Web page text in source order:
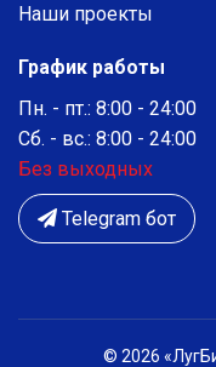
Наши проекты
График работы
Пн. - пт.: 8:00 - 24:00
Сб. - вс.: 8:00 - 24:00
Без выходных
Telegram бот
© 2026